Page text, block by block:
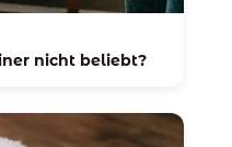
nicht beliebt?